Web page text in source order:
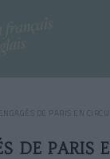
DE PARIS EN
DE PARIS